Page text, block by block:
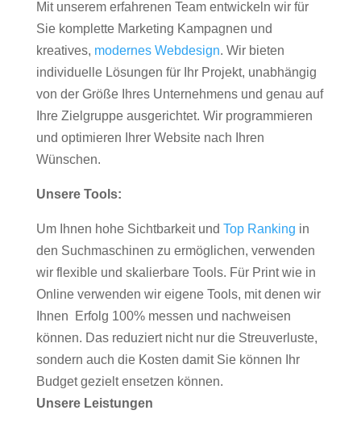
Mit unserem erfahrenen Team entwickeln wir für
Sie komplette Marketing Kampagnen und
kreatives, modernes Webdesign. Wir bieten
individuelle Lösungen für Ihr Projekt, unabhängig
von der Größe Ihres Unternehmens und genau auf
Ihre Zielgruppe ausgerichtet. Wir programmieren
und optimieren Ihrer Website nach Ihren
Wünschen.
Unsere Tools:
Um Ihnen hohe Sichtbarkeit und Top Ranking in
den Suchmaschinen zu ermöglichen, verwenden
wir flexible und skalierbare Tools. Für Print wie in
Online verwenden wir eigene Tools, mit denen wir
Ihnen Erfolg 100% messen und nachweisen
können. Das reduziert nicht nur die Streuverluste,
sondern auch die Kosten damit Sie können Ihr
Budget gezielt ensetzen können.
Unsere Leistungen